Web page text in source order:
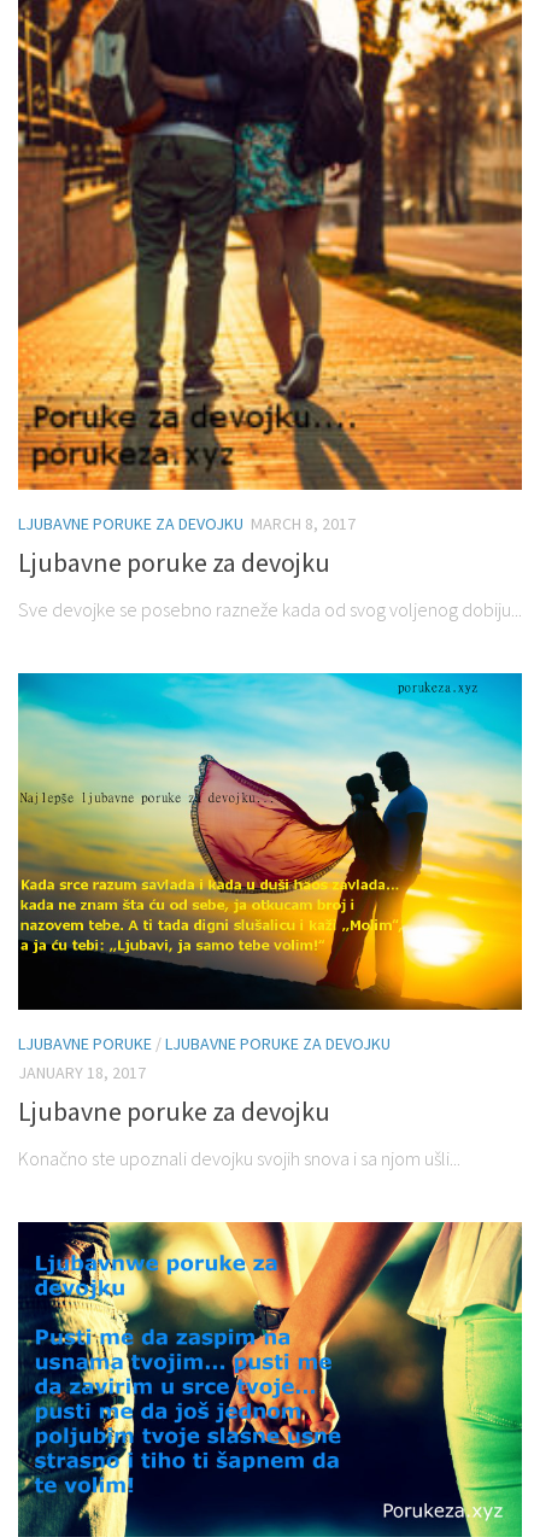
LJUBAVNE PORUKE ZA DEVOJKU MARCH 8, 2017
Ljubavne poruke za devojku
Sve devojke se posebno razneže kada od svog voljenog dobiju...
LJUBAVNE PORUKE /LJUBAVNE PORUKE ZA DEVOJKU
JANUARY 18, 2017
Ljubavne poruke za devojku
Konačno ste upoznali devojku svojih snova i sa njom ušli...